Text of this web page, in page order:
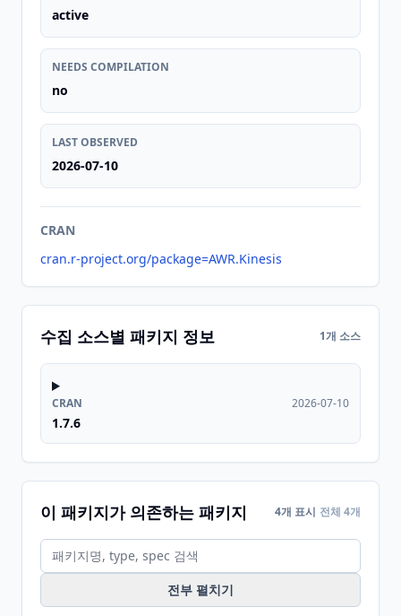
active
NEEDS COMPILATION
no
LAST OBSERVED
2026-07-10
CRAN
cran.r-project.org/package=AWR.Kinesis
수집 소스별 패키지 정보 1개 소스
CRAN
1.7.6
2026-07-10
이 패키지가 의존하는 패키지 4개 표시 전체 4개
전부 펼치기